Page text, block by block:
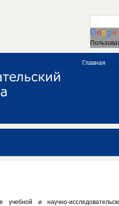
Главная
учебной и научно-